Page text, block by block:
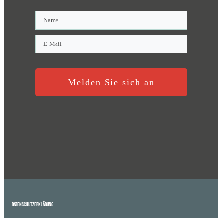
Melden Sie sich an
Datenschutzerklärung